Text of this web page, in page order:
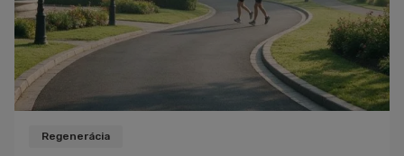
Zdravie
Cviky
Iné
Recepty
Regenerácia